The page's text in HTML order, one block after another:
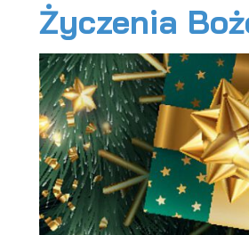
Życzenia